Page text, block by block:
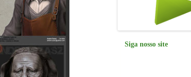
Siga nosso site